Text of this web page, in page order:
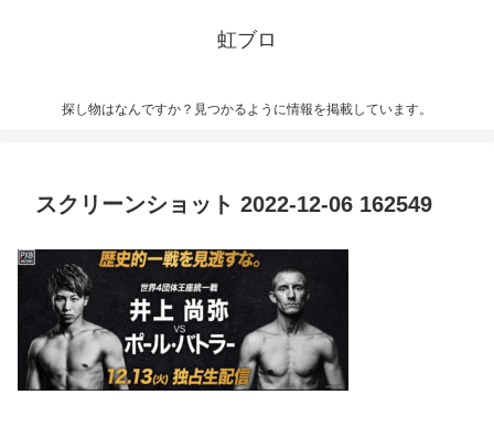
虹ブロ
探し物はなんですか？見つかるように情報を掲載しています。
スクリーンショット 2022-12-06 162549